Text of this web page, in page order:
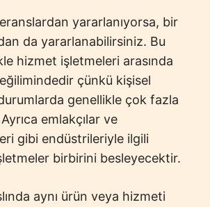
yararlanıyorsa, bir
da yararlanabilirsiniz. Bu
hizmet işletmeleri arasında
çünkü kişisel
genellikle çok fazla
emlakçılar ve
gibi endüstrileriyle ilgili
birbirini besleyecektir.
aynı ürün veya hizmeti